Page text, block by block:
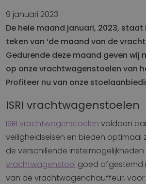
9 januari 2023
De hele maand januari, 2023, staat
teken van ‘de maand van de
Gedurende deze maand geven wij
op onze vrachtwagenstoelen van
Profiteer nu van onze
ISRI vrachtwagenstoelen
ISRI vrachtwagenstoelen voldoen
veiligheidseisen en bieden optimaal
de verschillende
vrachtwagenstoel goed afgestemd
van de vrachtwagenchauffeur,